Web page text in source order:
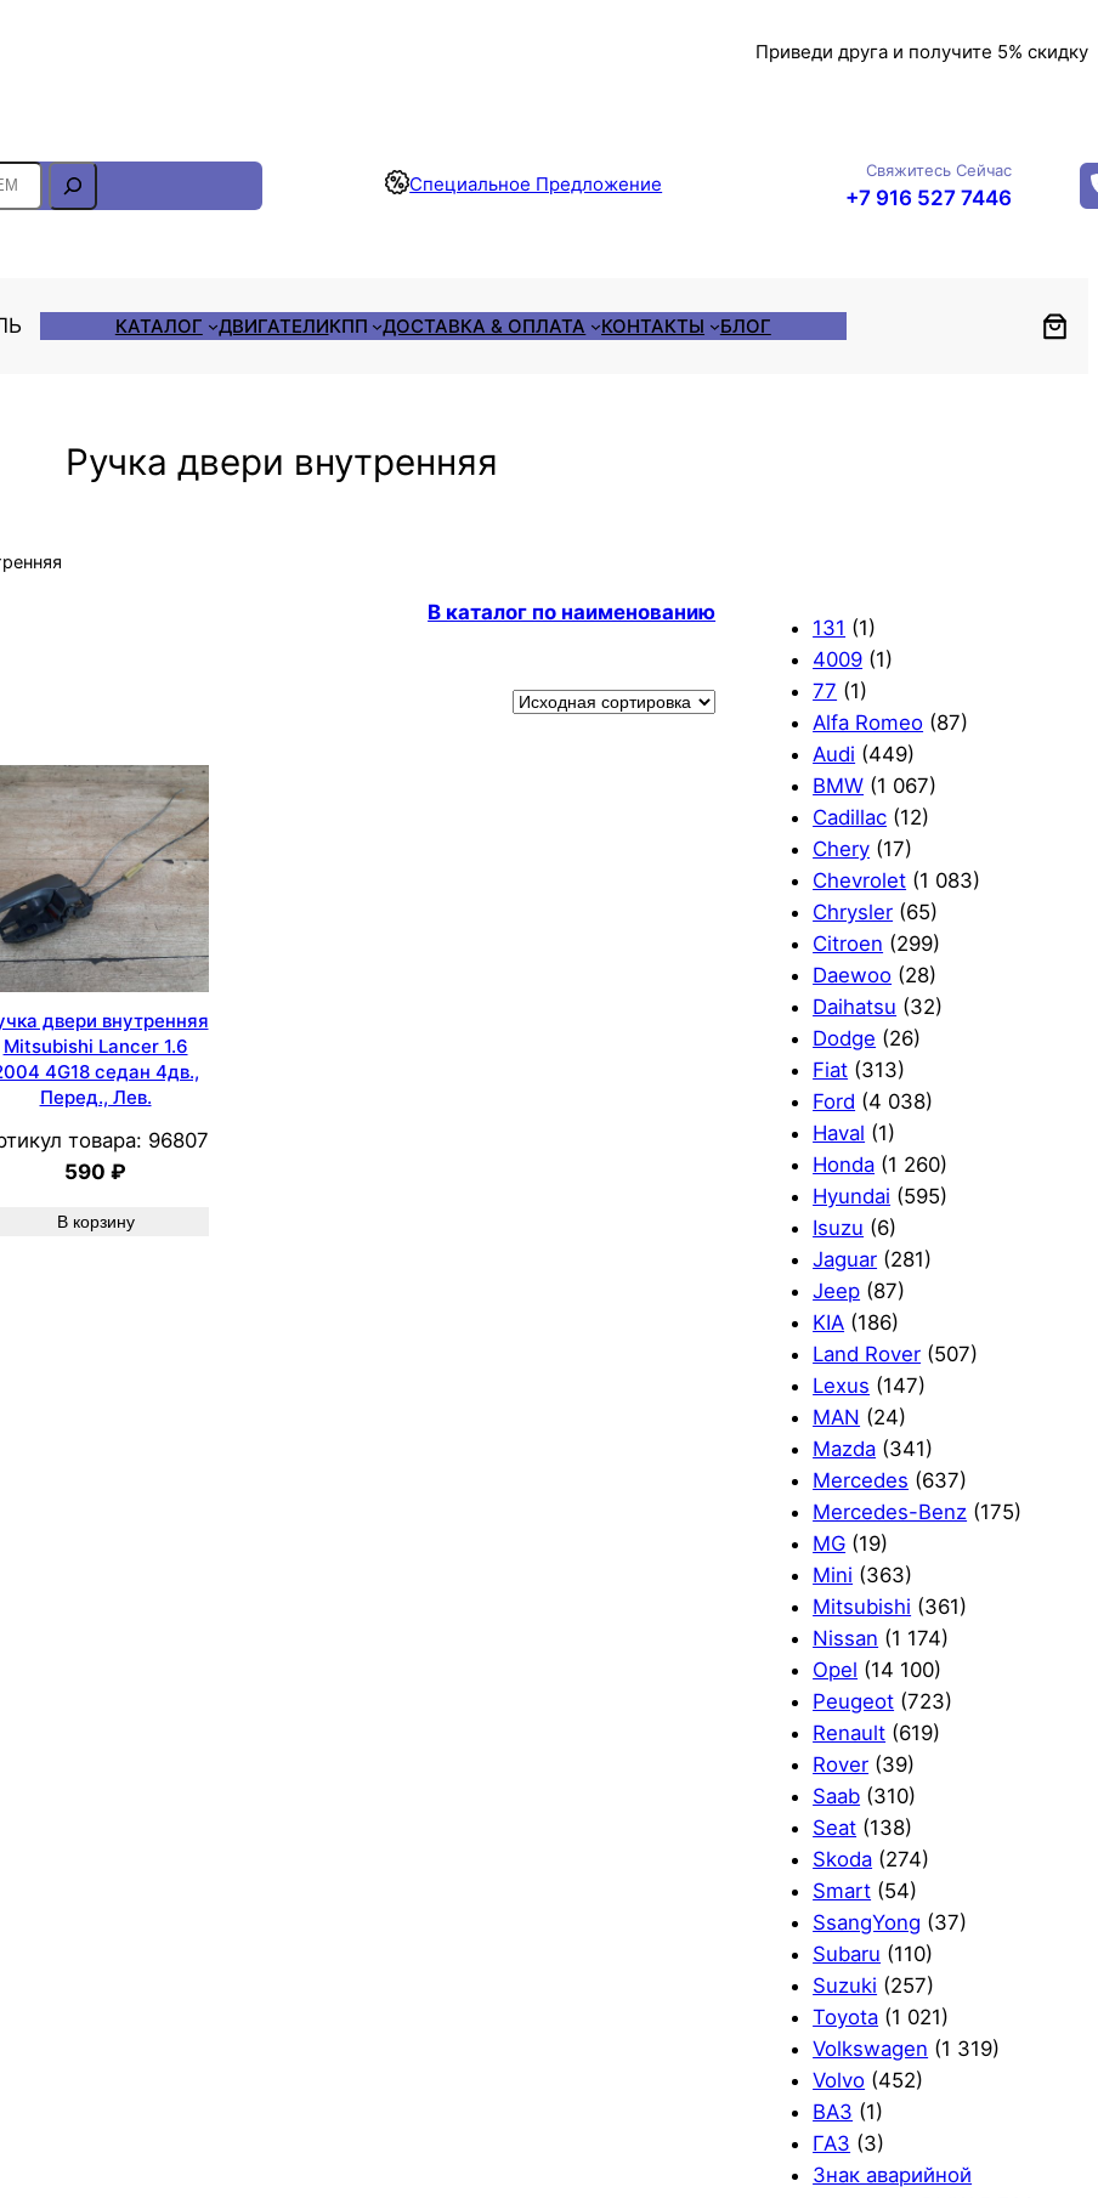
Приведи друга и получите 5% скидку
Специальное Предложение
Свяжитесь Сейчас
+7 916 527 7446
КАТАЛОГ ДВИГАТЕЛИКПП ДОСТАВКА & ОПЛАТА КОНТАКТЫ БЛОГ
Ручка двери внутренняя
В каталог по наименованию
двери внутренняя
Mitsubishi Lancer 1.6
4G18 седан 4дв.,
Перед., Лев.
товара: 96807
590₽
В корзину
131 (1)
4009 (1)
77 (1)
Alfa Romeo (87)
Audi (449)
BMW (1 067)
Cadillac (12)
Chery (17)
Chevrolet (1 083)
Chrysler (65)
Citroen (299)
Daewoo (28)
Daihatsu (32)
Dodge (26)
Fiat (313)
Ford (4 038)
Haval (1)
Honda (1 260)
Hyundai (595)
Isuzu (6)
Jaguar (281)
Jeep (87)
KIA (186)
Land Rover (507)
Lexus (147)
MAN (24)
Mazda (341)
Mercedes (637)
Mercedes-Benz (175)
MG (19)
Mini (363)
Mitsubishi (361)
Nissan (1 174)
Opel (14 100)
Peugeot (723)
Renault (619)
Rover (39)
Saab (310)
Seat (138)
Skoda (274)
Smart (54)
SsangYong (37)
Subaru (110)
Suzuki (257)
Toyota (1 021)
Volkswagen (1 319)
Volvo (452)
ВАЗ (1)
ГАЗ (3)
Знак аварийной